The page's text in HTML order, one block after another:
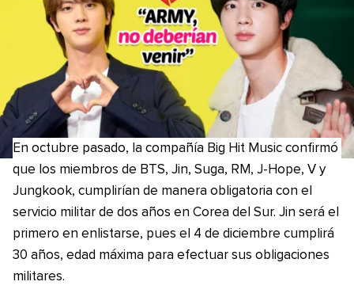
En octubre pasado, la compañía Big Hit Music confirmó
que los miembros de BTS, Jin, Suga, RM, J-Hope, V y
Jungkook, cumplirían de manera obligatoria con el
servicio militar de dos años en Corea del Sur. Jin será el
primero en enlistarse, pues el 4 de diciembre cumplirá
30 años, edad máxima para efectuar sus obligaciones
militares.